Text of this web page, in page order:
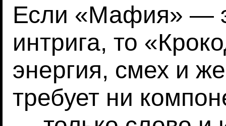
Если «Мафия» —
интрига, то
энергия, смех и
требует ни